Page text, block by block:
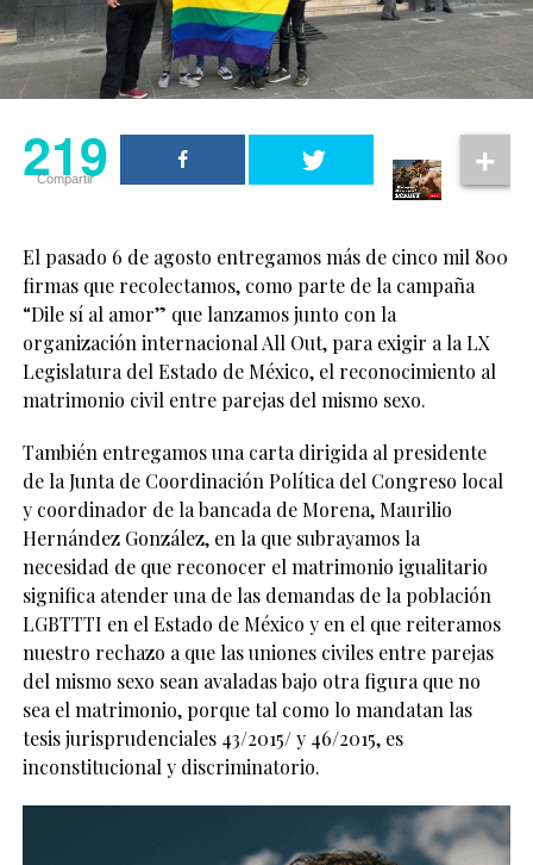
219
Compartir
El pasado 6 de agosto entregamos más de cinco mil 800
firmas que recolectamos, como parte de la campaña
“Dile sí al amor” que lanzamos junto con la
organización internacional All Out, para exigir a la LX
Legislatura del Estado de México, el reconocimiento al
matrimonio civil entre parejas del mismo sexo.
También entregamos una carta dirigida al presidente
de la Junta de Coordinación Política del Congreso local
y coordinador de la bancada de Morena, Maurilio
Hernández González,en la que subrayamos la
necesidad de que reconocer el matrimonio igualitario
significa atender una de las demandas de la población
LGBTTTI en el Estado de México y en el que reiteramos
nuestro rechazo a que las uniones civiles entre parejas
del mismo sexo sean avaladas bajo otra figura que no
sea el matrimonio, porque tal como lo mandatan las
tesis jurisprudenciales 43/2015/ y 46/2015, es
inconstitucional y discriminatorio.